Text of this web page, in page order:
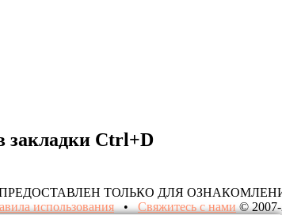
закладки Ctrl+D
ТОЛЬКО ДЛЯ
использования•Свяжитесь с нами© 2007-